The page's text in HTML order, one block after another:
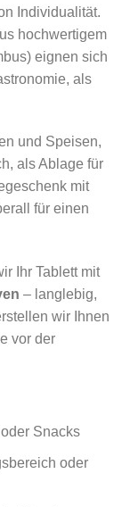
Individualität.
hochwertigem
eignen sich
als
und Speisen,
als Ablage für
mit
für einen
Ihr Tablett mit
– langlebig,
wir Ihnen
vor der
Snacks
oder